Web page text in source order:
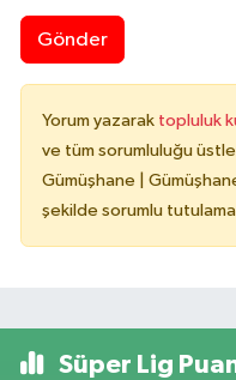
Gönder
Yorum yazarak topluluk
ve tüm sorumluluğu
Gümüşhane |
şekilde sorumlu
Süper Lig